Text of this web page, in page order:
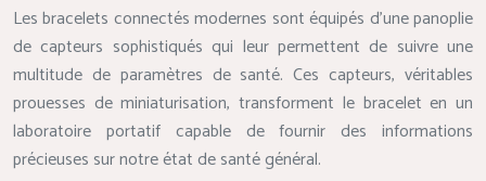
Les bracelets connectés modernes sont équipés d’une panoplie
de capteurs sophistiqués qui leur permettent de suivre une
multitude de paramètres de santé. Ces capteurs, véritables
prouesses de miniaturisation, transforment le bracelet en un
laboratoire portatif capable de fournir des informations
précieuses sur notre état de santé général.